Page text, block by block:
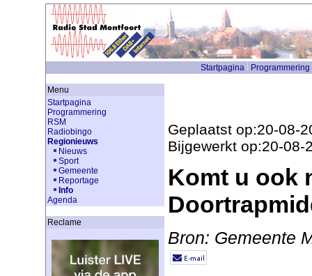
Startpagina Programmering
Menu
Startpagina
Programmering
RSM
Radiobingo
Regionieuws
Nieuws
Sport
Gemeente
Reportage
Info
Agenda
Reclame
Geplaatst op:20-08-
Bijgewerkt op:20-08-
Komt u ook
Bron: Gemeente